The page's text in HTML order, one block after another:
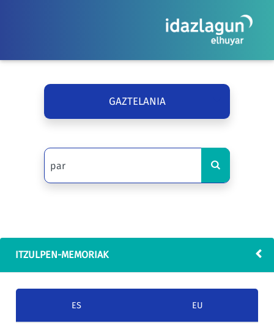
GAZTELANIA
ITZULPEN-MEMORIAK
ES EU